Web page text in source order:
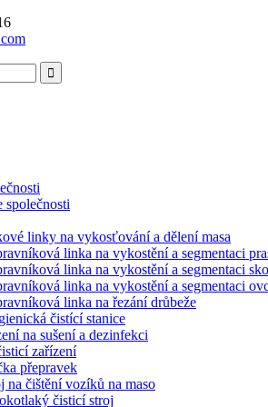
společnosti
linky na vykosťování a dělení masa
linka na vykostění a segmentaci
linka na vykostění a segmentaci
linka na vykostění a segmentaci
linka na řezání drůbeže
čistící stanice
na sušení a dezinfekci
zařízení
přepravek
na čištění vozíků na maso
čisticí stroj